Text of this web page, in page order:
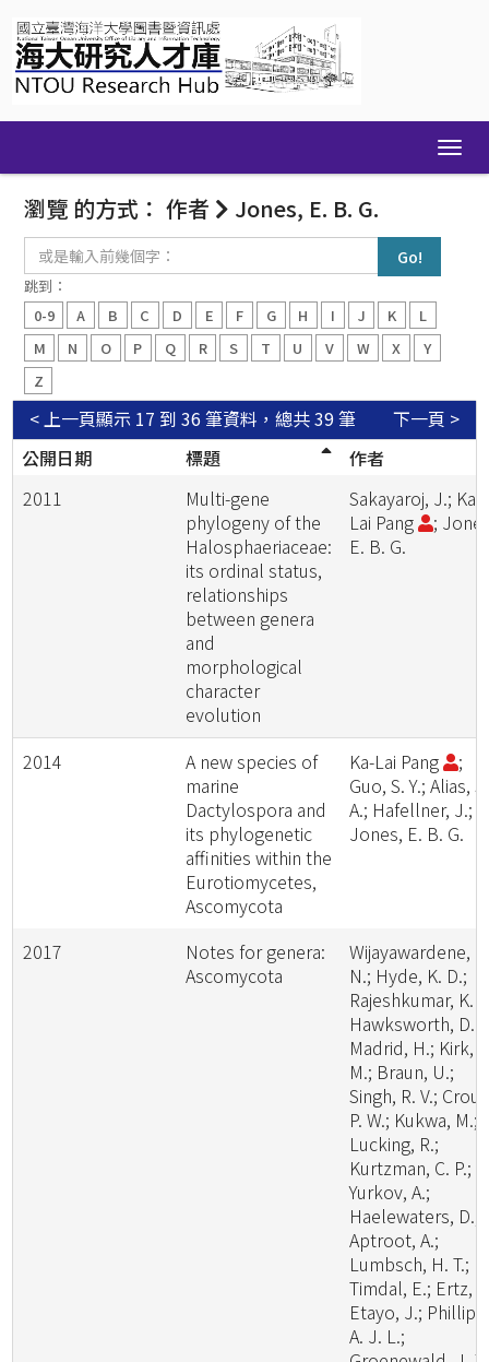
navigation
瀏覽 的方式： 作者 Jones, E. B. G.
入
前
幾
個
跳到：
0-9
A B C D E F G H I J K
L
M
N O P Q R S T U V W X
Y
Z
顯示 17 到 36 筆資料，總共 39 筆
< 上一頁
下一頁 >
公開日期
標題
作者
2011
Multi-gene
phylogeny of the
Halosphaeriaceae:
its ordinal status,
relationships
between genera
and
morphological
character
evolution
Sakayaroj, J.; Ka-
Lai Pang
;
E. B. G.
2014
A new species of
marine
Dactylospora and
its phylogenetic
affinities within the
Eurotiomycetes,
Ascomycota
Ka-Lai Pang
;
Guo, S. Y.; Alias, S.
A.; Hafellner, J.;
Jones, E. B. G.
2017
Notes for genera:
Ascomycota
Wijayawardene,
N.; Hyde, K. D.;
Rajeshkumar, K.
Hawksworth, D.
Madrid, H.; Kirk,
M.; Braun, U.;
Singh, R. V.;
P. W.; Kukwa, M.;
Lucking, R.;
Kurtzman, C. P.;
Yurkov, A.;
Haelewaters, D.;
Aptroot, A.;
Lumbsch, H. T.;
Timdal, E.; Ertz,
Etayo, J.; Phillips,
A. J. L.;